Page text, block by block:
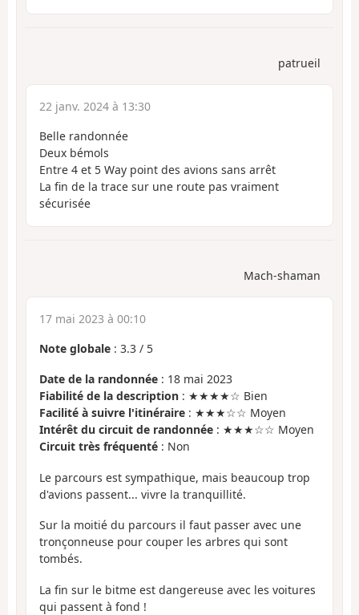
patrueil
22 janv. 2024 à 13:30
Belle randonnée
Deux bémols
Entre 4 et 5 Way point des avions sans arrêt
La fin de la trace sur une route pas vraiment
sécurisée
Mach-shaman
17 mai 2023 à 00:10
Note globale : 3.3 / 5
Date de la randonnée : 18 mai 2023
Fiabilité de la description : ★★★★☆ Bien
Facilité à suivre l'itinéraire : ★★★☆☆ Moyen
Intérêt du circuit de randonnée : ★★★☆☆ Moyen
Circuit très fréquenté : Non
Le parcours est sympathique, mais beaucoup trop
d'avions passent... vivre la tranquillité.
Sur la moitié du parcours il faut passer avec une
tronçonneuse pour couper les arbres qui sont
tombés.
La fin sur le bitme est dangereuse avec les voitures
qui passent à fond !